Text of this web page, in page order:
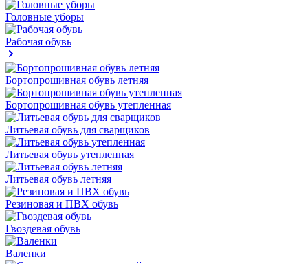
Головные уборы
Рабочая обувь
Бортопрошивная обувь летняя
Бортопрошивная обувь утепленная
Литьевая обувь для сварщиков
Литьевая обувь утепленная
Литьевая обувь летняя
Резиновая и ПВХ обувь
Гвоздевая обувь
Валенки